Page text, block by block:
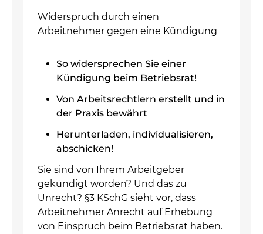
Widerspruch durch einen
Arbeitnehmer gegen eine Kündigung
So widersprechen Sie einer
Kündigung beim Betriebsrat!
Von Arbeitsrechtlern erstellt und in
der Praxis bewährt
Herunterladen, individualisieren,
abschicken!
Sie sind von Ihrem Arbeitgeber
gekündigt worden? Und das zu
Unrecht? §3 KSchG sieht vor, dass
Arbeitnehmer Anrecht auf Erhebung
von Einspruch beim Betriebsrat haben.